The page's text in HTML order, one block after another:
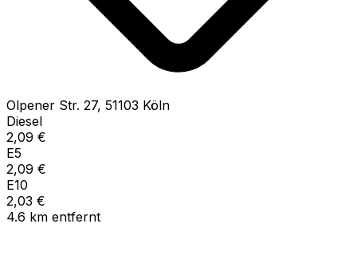
Olpener Str. 27, 51103 Köln
Diesel
2,09 €
E5
2,09 €
E10
2,03 €
4.6 km entfernt